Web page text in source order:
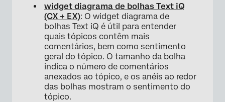
widget diagrama de bolhas Text iQ
(CX + EX): O widget diagrama de
bolhas Text iQ é útil para entender
quais tópicos contêm mais
comentários, bem como sentimento
geral do tópico. O tamanho da bolha
indica o número de comentários
anexados ao tópico, e os anéis ao redor
das bolhas mostram o sentimento do
tópico.